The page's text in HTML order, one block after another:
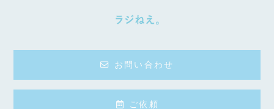
お問い合わせ
ご依頼